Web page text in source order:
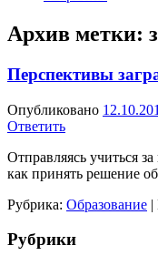
Архив метки:
Перспективы
Опубликовано
Ответить
Отправляясь учиться
как принять решение
Рубрика: Образование |
Рубрики